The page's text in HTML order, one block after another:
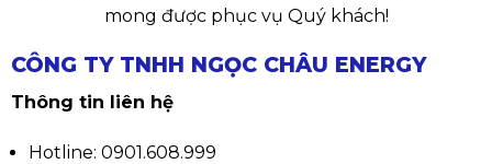
mong được phục vụ Quý khách!
CÔNG TY TNHH NGỌC CHÂU ENERGY
Thông tin liên hệ
Hotline: 0901.608.999